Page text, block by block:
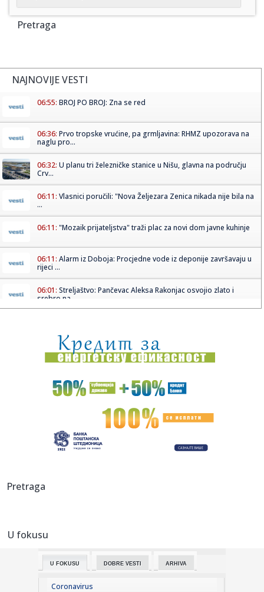
Pretraga
NAJNOVIJE VESTI
06:55: BROJ PO BROJ: Zna se red
06:36: Prvo tropske vrućine, pa grmljavina: RHMZ upozorava na
naglu pro...
06:32: U planu tri železničke stanice u Nišu, glavna na području
Crv...
06:11: Vlasnici poručili: "Nova Željezara Zenica nikada nije bila na
...
06:11: "Mozaik prijateljstva" traži plac za novi dom javne kuhinje
06:11: Alarm iz Doboja: Procjedne vode iz deponije završavaju u
rijeci ...
06:01: Streljaštvo: Pančevac Aleksa Rakonjac osvojio zlato i
srebro na...
01:21:Mercedes-AMG GT 53 4-Door Coupe
00:44:Dogodilo se na današnji datum, 7. avgust
Zvezda nastavlja tradiciju, opet časti najmlađe navijače
00:34:Nissan Qashqai e-Power prešao 1980 km s jednim
crvenim ...
00:09:
00:05:
Roganović ne pomišlja na opuštanje: Uvek ima mesta za
Pretraga
U fokusu
U FOKUSU DOBRE VESTI ARHIVA
Coronavirus